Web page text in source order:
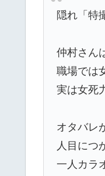
隠れ「特
仲村さん
職場では
実は女死
オタバレ
人目につ
一人カラ